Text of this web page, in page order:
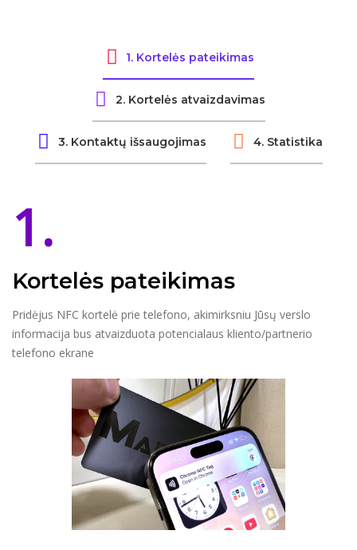
1. Kortelės pateikimas
2. Kortelės atvaizdavimas
3. Kontaktų išsaugojimas 4. Statistika
1.
Kortelės pateikimas
Pridėjus NFC kortelė prie telefono, akimirksniu Jūsų verslo
informacija bus atvaizduota potencialaus kliento/partnerio
telefono ekrane